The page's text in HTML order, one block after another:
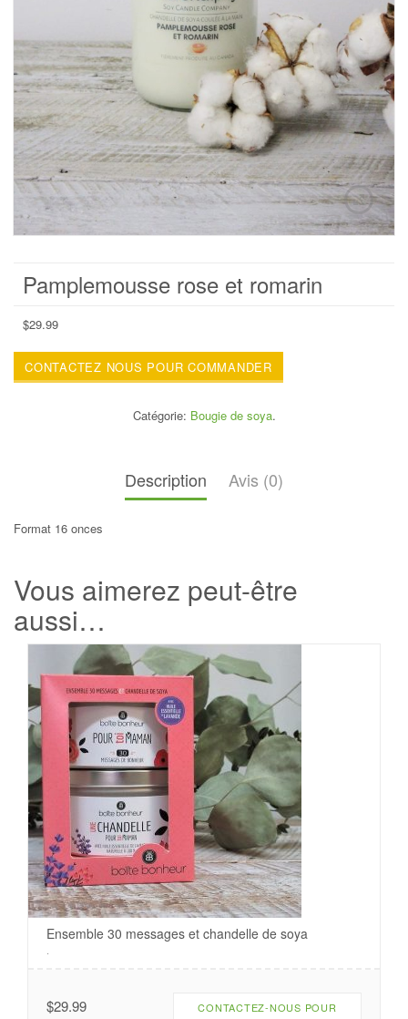
Pamplemousse rose et romarin
$29.99
CONTACTEZ NOUS POUR COMMANDER
Catégorie: Bougie de soya.
Description Avis (0)
Format 16 onces
Vous aimerez peut-être
aussi…
Ensemble 30 messages et chandelle de soya
.
$29.99
CONTACTEZ-NOUS POUR